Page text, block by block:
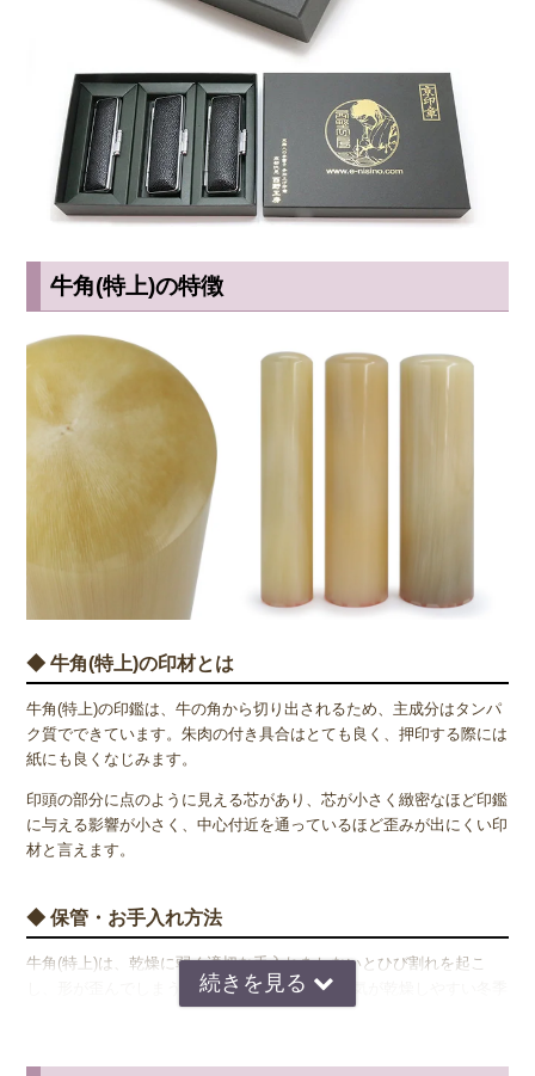
牛角(特上)の特徴
◆ 牛角(特上)の印材とは
牛角(特上)の印鑑は、牛の角から切り出されるため、主成分はタンパ
ク質でできています。朱肉の付き具合はとても良く、押印する際には
紙にも良くなじみます。
印頭の部分に点のように見える芯があり、芯が小さく緻密なほど印鑑
に与える影響が小さく、中心付近を通っているほど歪みが出にくい印
材と言えます。
◆ 保管・お手入れ方法
牛角(特上)は、乾燥に弱く適切な手入れをしないとひび割れを起こ
し、形が歪んでしまうことがあります。特に空気が乾燥しやすい冬季
は、印鑑をケース外に置いておかないように注意が必要です。また、
がありますので、必ず印鑑ケースに入れて保管することを推奨してい